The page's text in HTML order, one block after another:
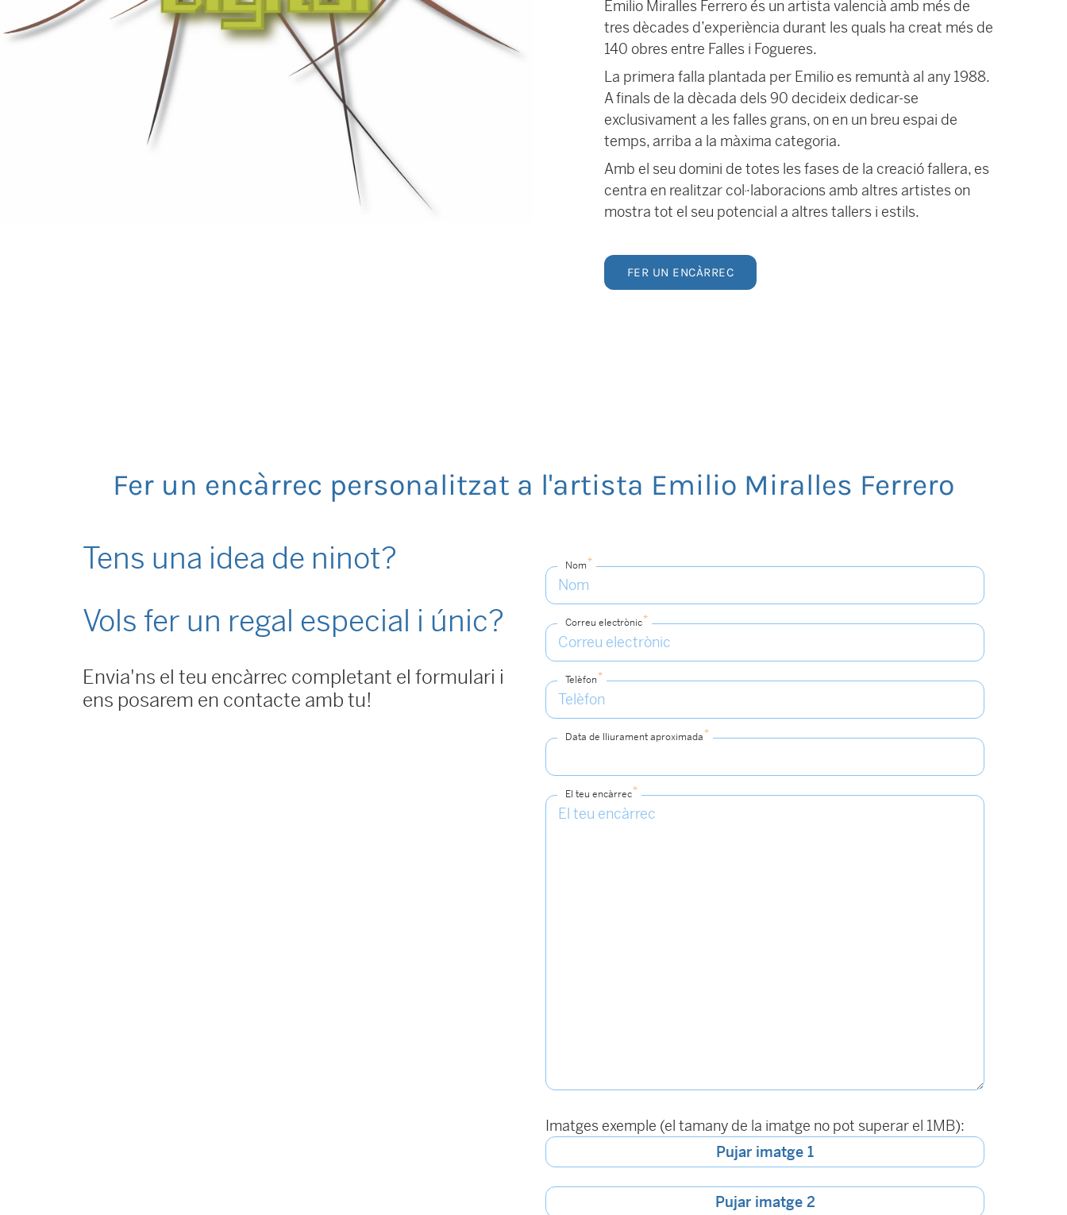
Emilio Miralles Ferrero és un artista valencià amb més de
tres dècades d’experiència durant les quals ha creat més de
140 obres entre Falles i Fogueres.
La primera falla plantada per Emilio es remuntà al any 1988.
A finals de la dècada dels 90 decideix dedicar-se
exclusivament a les falles grans, on en un breu espai de
temps, arriba a la màxima categoria.
Amb el seu domini de totes les fases de la creació fallera, es
centra en realitzar col·laboracions amb altres artistes on
mostra tot el seu potencial a altres tallers i estils.
FER UN ENCÀRREC
Fer un encàrrec personalitzat a l'artista Emilio Miralles Ferrero
Tens una idea de ninot?
Vols fer un regal especial i únic?
Envia'ns el teu encàrrec completant el formulari i
ens posarem en contacte amb tu!
Nom*
Correu electrònic*
Telèfon*
Data de lliurament aproximada*
El teu encàrrec*
Imatges exemple (el tamany de la imatge no pot superar el 1MB):
Pujar imatge 1
Pujar imatge 2